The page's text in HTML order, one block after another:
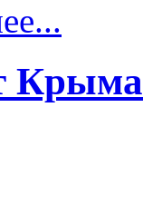
Крыма